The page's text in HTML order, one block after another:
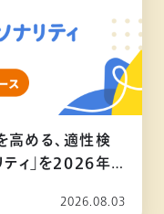
める、適性検
ティ」を2026年
2026.08.03